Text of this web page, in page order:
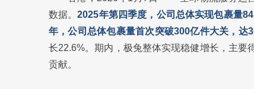
数据。2025年第四季度，公司总体实现包裹量
年，公司总体包裹量首次突破300亿件大关，达
长22.6%。期内，极兔整体实现稳健增长，主要
贡献。